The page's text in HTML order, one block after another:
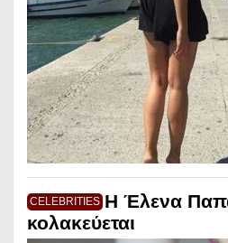
CELEBRITIES Η Έλενα
κολακεύεται